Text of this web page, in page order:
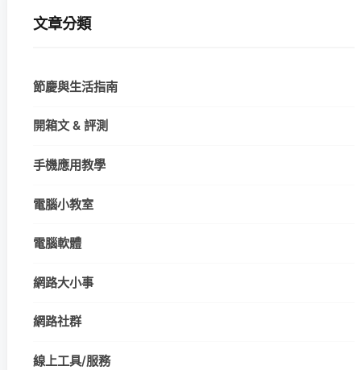
文章分類
節慶與生活指南
開箱文 & 評測
手機應用教學
電腦小教室
電腦軟體
網路大小事
網路社群
線上工具/服務